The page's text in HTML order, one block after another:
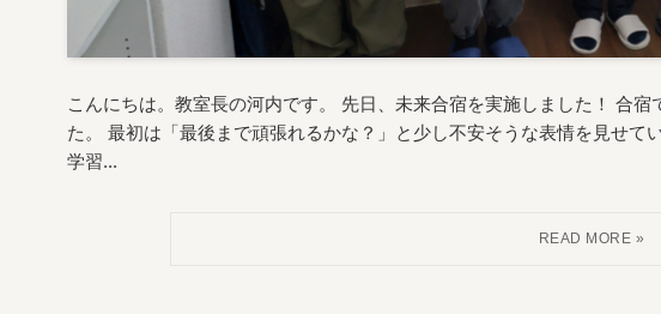
こんにちは。教室長の河内です。 先日、未来合宿を実施しました！ 合
た。 最初は「最後まで頑張れるかな？」と少し不安そうな表情を見せて
学習...